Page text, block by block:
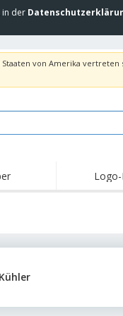
in der
von Amerika vertreten
Stickereien